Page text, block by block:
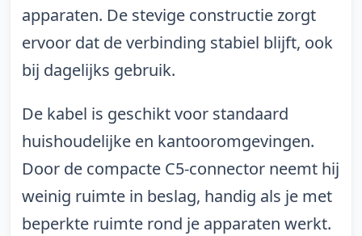
apparaten. De stevige constructie zorgt
ervoor dat de verbinding stabiel blijft, ook
bij dagelijks gebruik.
De kabel is geschikt voor standaard
huishoudelijke en kantooromgevingen.
Door de compacte C5-connector neemt hij
weinig ruimte in beslag, handig als je met
beperkte ruimte rond je apparaten werkt.